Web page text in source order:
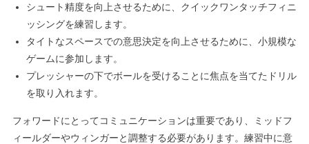
シュート精度を向上させるために、クイックワンタッチフィニ
ッシングを練習します。
タイトなスペースでの意思決定を向上させるために、小規模な
ゲームに参加します。
プレッシャーの下でボールを受けることに焦点を当てたドリル
を取り入れます。
フォワードにとってコミュニケーションは重要であり、ミッドフ
ィールダーやウィンガーと調整する必要があります。練習中に意